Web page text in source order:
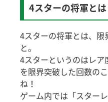
4スターの将軍とは
4スターの将軍とは、限
と。
4スターというのはレ
を限界突破した回数の
ね！
ゲーム内では「スター